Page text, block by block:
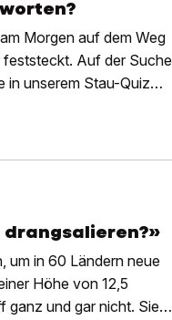
Morgen auf dem Weg
feststeckt. Auf der Suche
in unserem Stau-Quiz
drangsalieren?»
um in 60 Ländern neue
Höhe von 12,5
ganz und gar nicht. Sie